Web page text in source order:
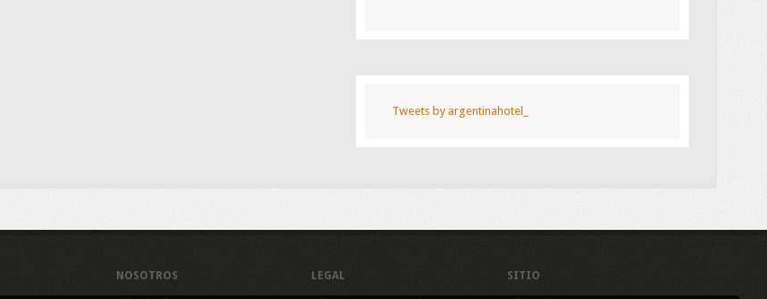
Tweets by argentinahotel_
NOSOTROS LEGAL SITIO